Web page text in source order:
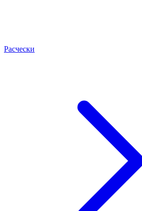
Расчески